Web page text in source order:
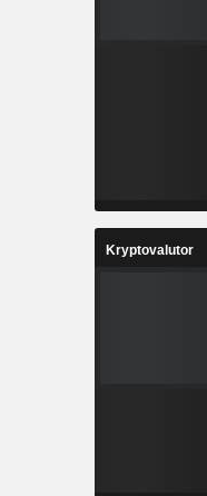
Kryptovalutor